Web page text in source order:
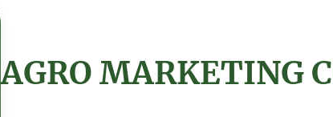
AGRO MARKETING